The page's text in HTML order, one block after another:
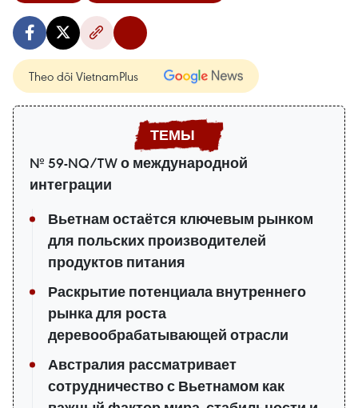
Theo dõi VietnamPlus
№ 59-NQ/TW о международной
интеграции
Вьетнам остаётся ключевым рынком
для польских производителей
продуктов питания
Раскрытие потенциала внутреннего
рынка для роста
деревообрабатывающей отрасли
Австралия рассматривает
сотрудничество с Вьетнамом как